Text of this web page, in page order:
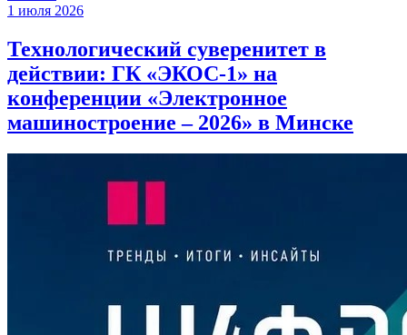
1 июля 2026
Технологический суверенитет в
действии: ГК «ЭКОС-1» на
конференции «Электронное
машиностроение – 2026» в Минске